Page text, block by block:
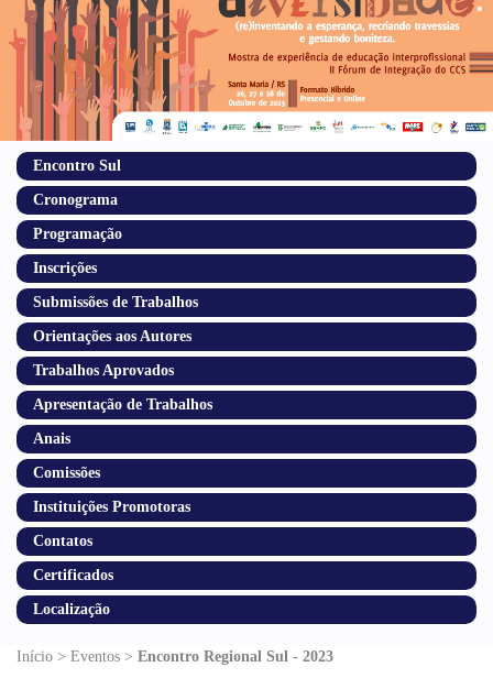
Encontro Sul
Cronograma
Programação
Inscrições
Submissões de Trabalhos
Orientações aos Autores
Trabalhos Aprovados
Apresentação de Trabalhos
Anais
Comissões
Instituições Promotoras
Contatos
Certificados
Localização
Início > Eventos > Encontro Regional Sul - 2023